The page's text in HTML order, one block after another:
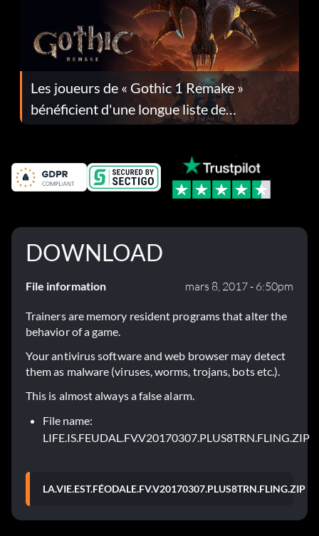
Les joueurs de « Gothic 1 Remake »
bénéficient d'une longue liste de
corrections dans la mise à jour 1.0.4
DOWNLOAD
File information mars 8, 2017 - 6:50pm
Trainers are memory resident programs that alter the
behavior of a game.
Your antivirus software and web browser may detect
them as malware (viruses, worms, trojans, bots etc.).
This is almost always a false alarm.
File name:
LIFE.IS.FEUDAL.FV.V20170307.PLUS8TRN.FLING.ZIP
LA.VIE.EST.FÉODALE.FV.V20170307.PLUS8TRN.FLING.ZIP